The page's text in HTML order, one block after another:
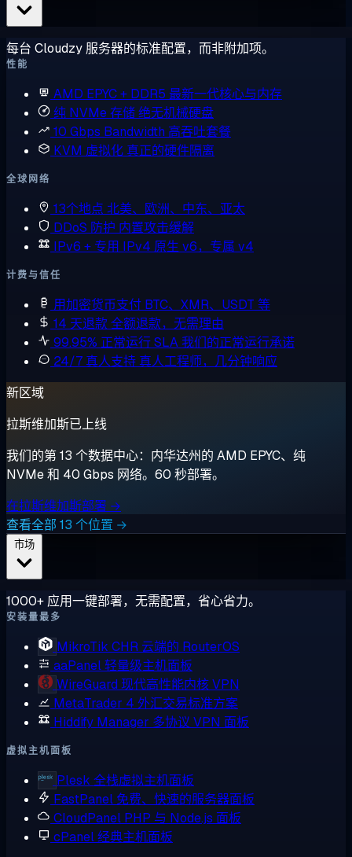
每台 Cloudzy 服务器的标准配置，而非附加项。
性能
AMD EPYC + DDR5 最新一代核心与内存
纯 NVMe 存储绝无机械硬盘
10 Gbps Bandwidth 高吞吐套餐
KVM 虚拟化 真正的硬件隔离
全球网络
13个地点 北美、欧洲、中东、亚太
DDoS 防护 内置攻击缓解
IPv6 + 专用 IPv4 原生 v6，专属 v4
计费与信任
用加密货币支付 BTC、XMR、USDT 等
14 天退款全额退款，无需理由
99.95% 正常运行 SLA我们的正常运行承诺
24/7 真人支持 真人工程师，几分钟响应
新区域
拉斯维加斯已上线
我们的第 13 个数据中心：内华达州的 AMD EPYC、纯
NVMe 和 40 Gbps 网络。60 秒部署。
在拉斯维加斯部署 →
查看全部 13 个位置 →
1000+ 应用一键部署，无需配置，省心省力。
安装量最多
MikroTik CHR 云端的 RouterOS
aaPanel轻量级主机面板
WireGuard 现代高性能内核 VPN
MetaTrader 4 外汇交易标准方案
Hiddify Manager 多协议 VPN 面板
虚拟主机面板
Plesk 全栈虚拟主机面板
FastPanel 免费、快速的服务器面板
CloudPanel PHP 与 Node.js 面板
cPanel经典主机面板